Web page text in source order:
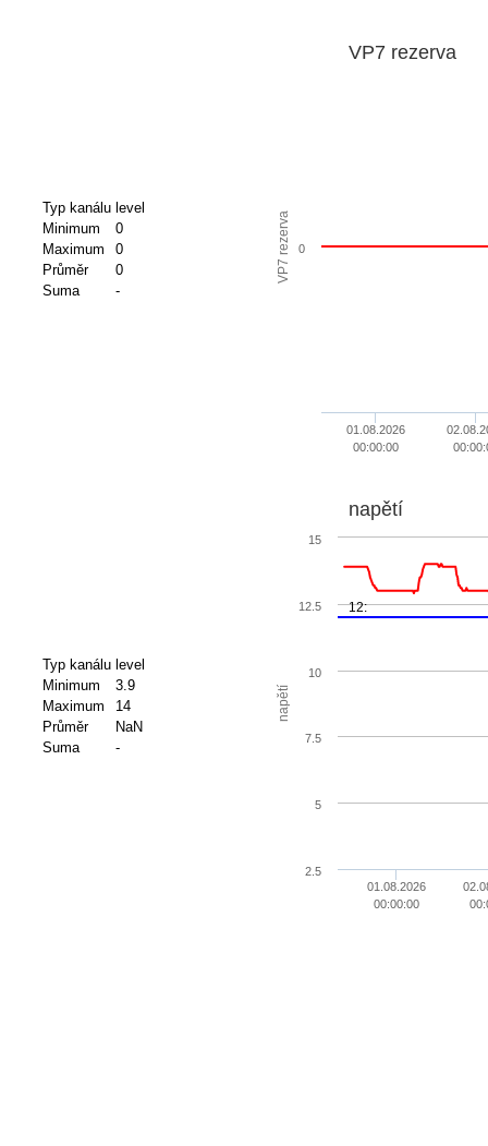
Typ kanálu level
Minimum
0
Maximum
0
Průměr
0
Suma
-
VP7 rezerva
VP7 rezerva
01.08.2026
00:00:00
0
Typ kanálu level
Minimum
3.9
Maximum
14
Průměr
NaN
Suma
-
napětí
napětí
12:
01.08.2026
00:00:00
2.5
5
7.5
10
12.5
15